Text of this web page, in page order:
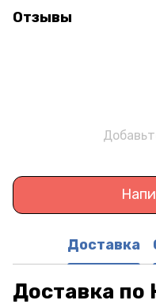
Отзывы
Доставка
Доставка по